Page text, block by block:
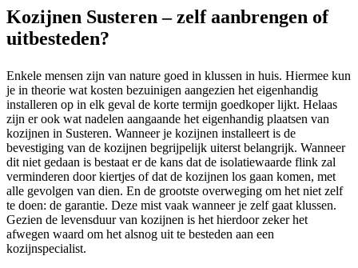
Kozijnen Susteren – zelf aanbrengen of
uitbesteden?
Enkele mensen zijn van nature goed in klussen in huis. Hiermee kun
je in theorie wat kosten bezuinigen aangezien het eigenhandig
installeren op in elk geval de korte termijn goedkoper lijkt. Helaas
zijn er ook wat nadelen aangaande het eigenhandig plaatsen van
kozijnen in Susteren. Wanneer je kozijnen installeert is de
bevestiging van de kozijnen begrijpelijk uiterst belangrijk. Wanneer
dit niet gedaan is bestaat er de kans dat de isolatiewaarde flink zal
verminderen door kiertjes of dat de kozijnen los gaan komen, met
alle gevolgen van dien. En de grootste overweging om het niet zelf
te doen: de garantie. Deze mist vaak wanneer je zelf gaat klussen.
Gezien de levensduur van kozijnen is het hierdoor zeker het
afwegen waard om het alsnog uit te besteden aan een
kozijnspecialist.